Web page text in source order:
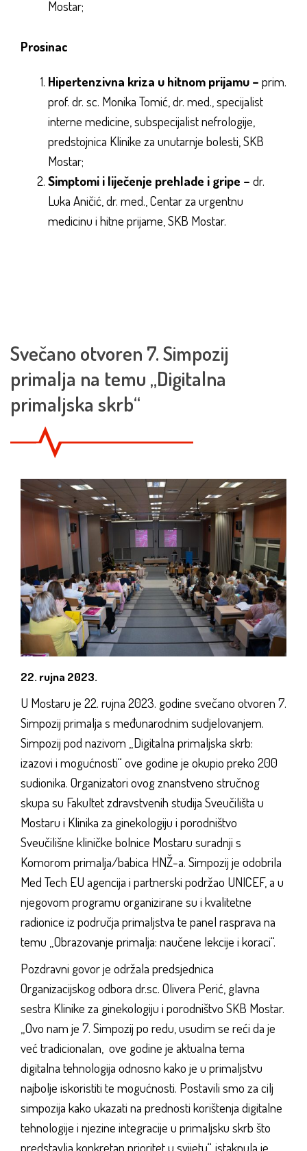
Mostar;
Prosinac
Hipertenzivna kriza u hitnom prijamu – prim.
prof. dr. sc. Monika Tomić, dr. med., specijalist
interne medicine, subspecijalist nefrologije,
predstojnica Klinike za unutarnje bolesti, SKB
Mostar;
Simptomi i liječenje prehlade i gripe – dr.
Luka Aničić, dr. med., Centar za urgentnu
medicinu i hitne prijame, SKB Mostar.
Svečano otvoren 7. Simpozij
primalja na temu „Digitalna
primaljska skrb“
22. rujna 2023.
U Mostaru je 22. rujna 2023. godine svečano otvoren 7.
Simpozij primalja s međunarodnim sudjelovanjem.
Simpozij pod nazivom „Digitalna primaljska skrb:
izazovi i mogućnosti“ ove godine je okupio preko 200
sudionika. Organizatori ovog znanstveno stručnog
skupa su Fakultet zdravstvenih studija Sveučilišta u
Mostaru i Klinika za ginekologiju i porodništvo
Sveučilišne kliničke bolnice Mostaru suradnji s
Komorom primalja/babica HNŽ-a. Simpozij je odobrila
Med Tech EU agencija i partnerski podržao UNICEF, a u
njegovom programu organizirane su i kvalitetne
radionice iz područja primaljstva te panel rasprava na
temu „Obrazovanje primalja: naučene lekcije i koraci“.
Pozdravni govor je održala predsjednica
Organizacijskog odbora dr.sc. Olivera Perić, glavna
sestra Klinike za ginekologiju i porodništvo SKB Mostar.
„Ovo nam je 7. Simpozij po redu, usudim se reći da je
već tradicionalan, ove godine je aktualna tema
digitalna tehnologija odnosno kako je u primaljstvu
najbolje iskoristiti te mogućnosti. Postavili smo za cilj
simpozija kako ukazati na prednosti korištenja digitalne
tehnologije i njezine integracije u primaljsku skrb što
predstavlja konkretan prioritet u svijetu“, istaknula je